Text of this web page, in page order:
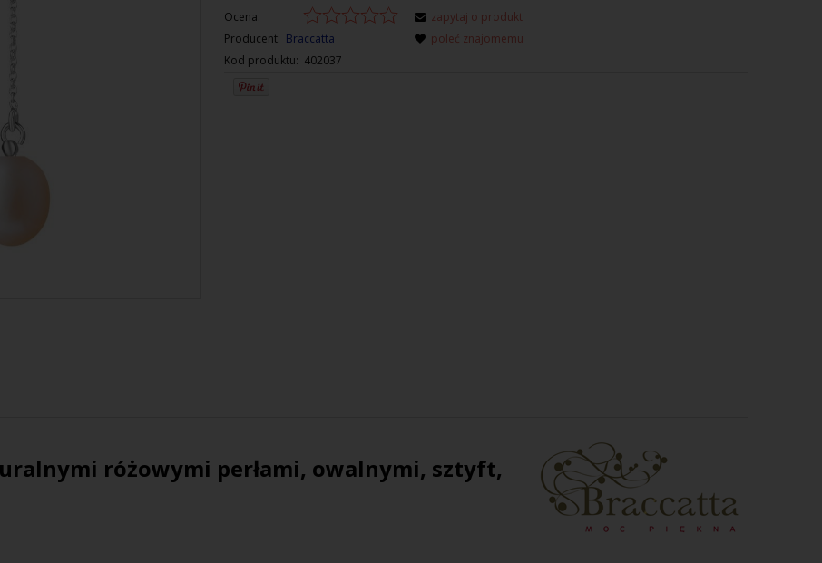
Ocena:
Producent: Braccatta
Kod produktu: 402037
zapytaj o produkt
poleć znajomemu
różowymi perłami, owalnymi, sztyft,